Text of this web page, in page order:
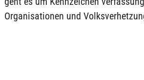
Organisationen und